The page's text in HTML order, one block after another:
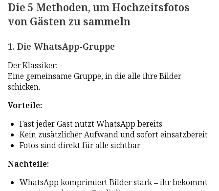
Die 5 Methoden, um Hochzeitsfotos
von Gästen zu sammeln
1. Die WhatsApp-Gruppe
Der Klassiker:
Eine gemeinsame Gruppe, in die alle ihre Bilder
schicken.
Vorteile:
Fast jeder Gast nutzt WhatsApp bereits
Kein zusätzlicher Aufwand und sofort einsatzbereit
Fotos sind direkt für alle sichtbar
Nachteile:
WhatsApp komprimiert Bilder stark – ihr bekommt